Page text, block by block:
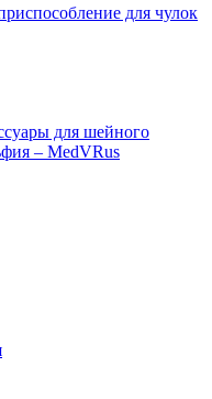
для чулок
для шейного
– MedVRus